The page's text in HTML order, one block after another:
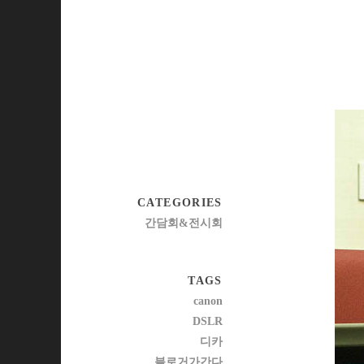
CATEGORIES
간담회&전시회
TAGS
canon
DSLR
디카